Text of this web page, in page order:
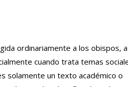
ordinariamente a los obispos, a
cuando trata temas
solamente un texto académico o